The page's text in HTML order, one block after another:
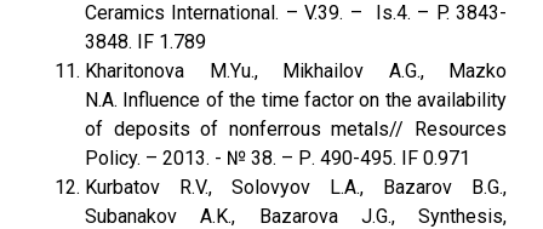
Ceramics International. – V.39. – Is.4. – P. 3843-
3848. IF 1.789
Kharitonova M.Yu., Mikhailov A.G., Mazko
N.A. Influence of the time factor on the availability
of deposits of nonferrous metals// Resources
Policy. – 2013. - № 38. – Р. 490-495. IF 0.971
Kurbatov R.V., Solovyov L.A., Bazarov B.G.,
Subanakov A.K., Bazarova J.G., Synthesis,